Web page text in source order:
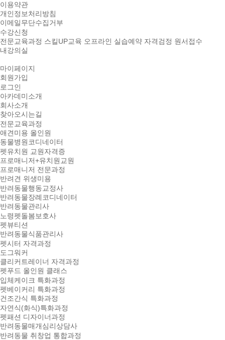
이용약관
개인정보처리방침
이메일무단수집거부
수강신청
전문교육과정 스킬UP교육 오프라인 실습예약 자격검정 원서접수
내강의실
마이페이지
회원가입
로그인
아카데미소개
회사소개
찾아오시는길
전문교육과정
애견미용 올인원
동물병원코디네이터
펫유치원 교원자격증
프로매니저+유치원교원
프로매니저 전문과정
반려견 위생미용
반려동물행동교정사
반려동물장례코디네이터
반려동물관리사
노령펫돌봄보호사
펫뷰티션
반려동물식품관리사
펫시터 자격과정
도그워커
클리커트레이너 자격과정
펫푸드 올인원 클래스
입체케이크 특화과정
펫베이커리 특화과정
건조간식 특화과정
자연식(화식)특화과정
펫패션 디자이너과정
반려동물매개심리상담사
반려동물 취창업 통합과정